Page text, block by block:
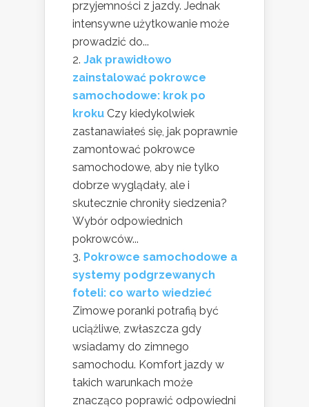
przyjemności z jazdy. Jednak
intensywne użytkowanie może
prowadzić do...
Jak prawidłowo
zainstalować pokrowce
samochodowe: krok po
kroku Czy kiedykolwiek
zastanawiałeś się, jak poprawnie
zamontować pokrowce
samochodowe, aby nie tylko
dobrze wyglądały, ale i
skutecznie chroniły siedzenia?
Wybór odpowiednich
pokrowców...
Pokrowce samochodowe a
systemy podgrzewanych
foteli: co warto wiedzieć
Zimowe poranki potrafią być
uciążliwe, zwłaszcza gdy
wsiadamy do zimnego
samochodu. Komfort jazdy w
takich warunkach może
znacząco poprawić odpowiedni